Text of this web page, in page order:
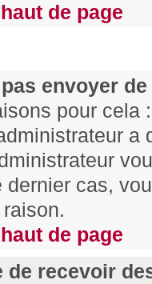
de page
envoyer
pour cela
a
dernier cas,
de page
de recevoir